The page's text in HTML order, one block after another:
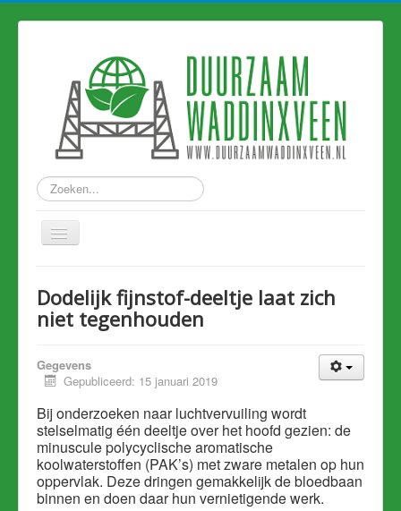
Zoeken...
Nieuws
Duurzame links
Dodelijk fijnstof-deeltje laat zich
niet tegenhouden
Gegevens
Gepubliceerd: 15 januari 2019
Bij onderzoeken naar luchtvervuiling wordt
stelselmatig één deeltje over het hoofd gezien: de
minuscule polycyclische aromatische
koolwaterstoffen (PAK’s) met zware metalen op hun
oppervlak. Deze dringen gemakkelijk de bloedbaan
binnen en doen daar hun vernietigende werk.